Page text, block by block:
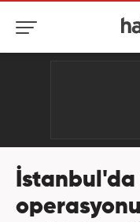
İstanbul'da